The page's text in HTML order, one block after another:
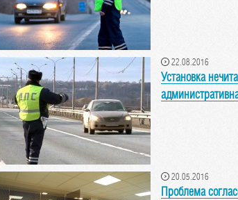
22.08.2016
Установка
20.05.2016
Проблема